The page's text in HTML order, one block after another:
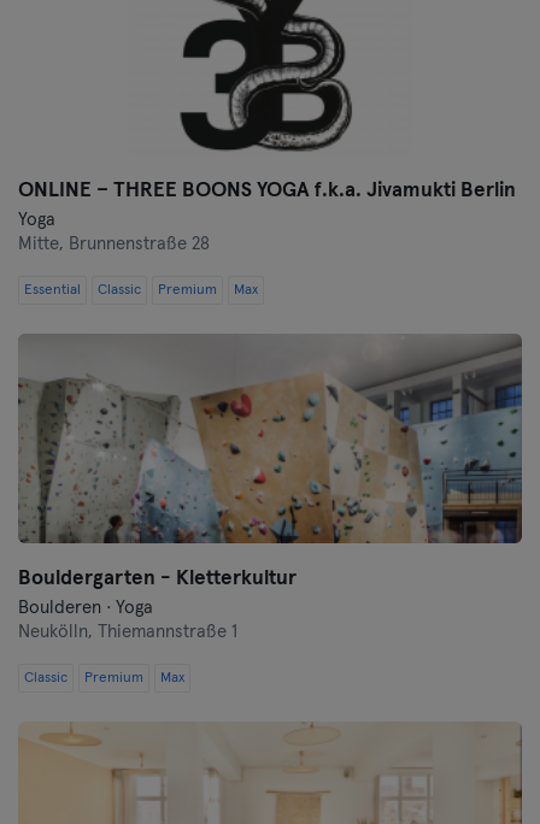
ONLINE – THREE BOONS YOGA f.k.a. Jivamukti Berlin
Yoga
Mitte, Brunnenstraße 28
Essential Classic Premium Max
Bouldergarten - Kletterkultur
Boulderen · Yoga
Neukölln,
Thiemannstraße 1
Classic Premium Max